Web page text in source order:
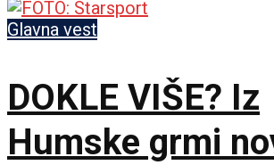
Glavna vest
DOKLE VIŠE? Iz
Humske grmi